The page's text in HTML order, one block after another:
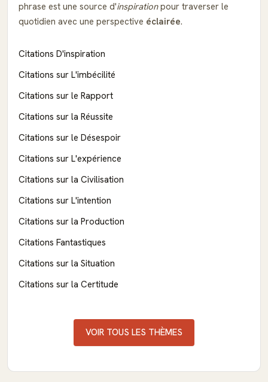
phrase est une source d'inspirationpour traverser le
quotidien avec une perspective éclairée.
Citations D'inspiration
Citations sur L'imbécilité
Citations sur le Rapport
Citations sur la Réussite
Citations sur le Désespoir
Citations sur L'expérience
Citations sur la Civilisation
Citations sur L'intention
Citations sur la Production
Citations Fantastiques
Citations sur la Situation
Citations sur la Certitude
VOIR TOUS LES THÈMES